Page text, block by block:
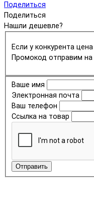
Поделиться
Поделиться
Нашли дешевле?
Если у конкурента
Промокод отправим на
Ваше имя
Электронная почта
Ваш телефон
Ссылка на товар
Отправить